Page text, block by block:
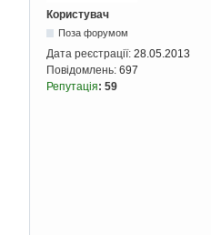
Користувач
Поза форумом
Дата реєстрації: 28.05.2013
Повідомлень: 697
Репутація: 59